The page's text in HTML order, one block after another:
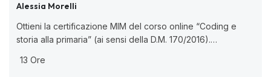
Alessia Morelli
Ottieni la certificazione MIM del corso online “Coding e
storia alla primaria” (ai sensi della D.M. 170/2016).
attività di coding subito applicabili in classe....
13 Ore